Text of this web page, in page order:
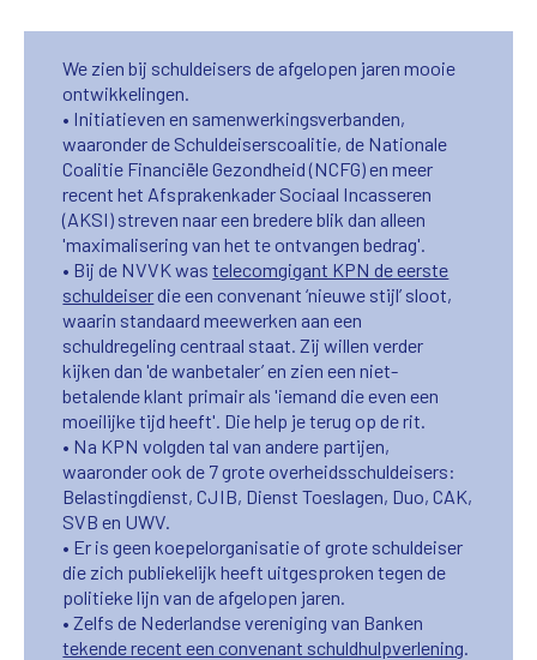
We zien bij schuldeisers de afgelopen jaren mooie
ontwikkelingen.
• Initiatieven en samenwerkingsverbanden,
waaronder de Schuldeiserscoalitie, de Nationale
Coalitie Financiële Gezondheid (NCFG) en meer
recent het Afsprakenkader Sociaal Incasseren
(AKSI) streven naar een bredere blik dan alleen
'maximalisering van het te ontvangen bedrag'.
• Bij de NVVK wastelecomgigant KPN de eerste
schuldeiserdie een convenant ‘nieuwe stijl’ sloot,
waarin standaard meewerken aan een
schuldregeling centraal staat. Zij willen verder
kijken dan 'de wanbetaler’ en zien een niet-
betalende klant primair als 'iemand die even een
moeilijke tijd heeft'. Die help je terug op de rit.
• Na KPN volgden tal van andere partijen,
waaronder ook de 7 grote overheidsschuldeisers:
Belastingdienst, CJIB, Dienst Toeslagen, Duo, CAK,
SVB en UWV.
• Er is geen koepelorganisatie of grote schuldeiser
die zich publiekelijk heeft uitgesproken tegen de
politieke lijn van de afgelopen jaren.
• Zelfs de Nederlandse vereniging van Banken
tekende recent een convenant schuldhulpverlening.